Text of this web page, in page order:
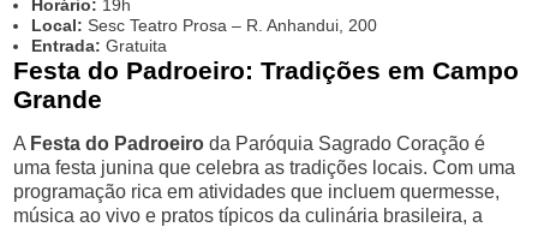
Horário: 19h
Local: Sesc Teatro Prosa – R. Anhandui, 200
Entrada: Gratuita
Festa do Padroeiro: Tradições em Campo
Grande
A Festa do Padroeiro da Paróquia Sagrado Coração é
uma festa junina que celebra as tradições locais. Com uma
programação rica em atividades que incluem quermesse,
música ao vivo e pratos típicos da culinária brasileira, a